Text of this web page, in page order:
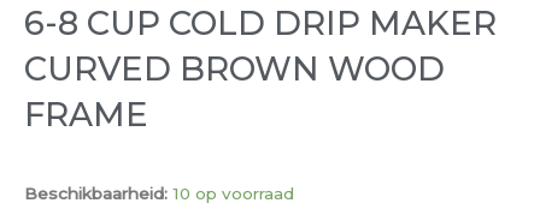
6-8 CUP COLD DRIP MAKER
CURVED BROWN WOOD
FRAME
Beschikbaarheid: 10 op voorraad
6-